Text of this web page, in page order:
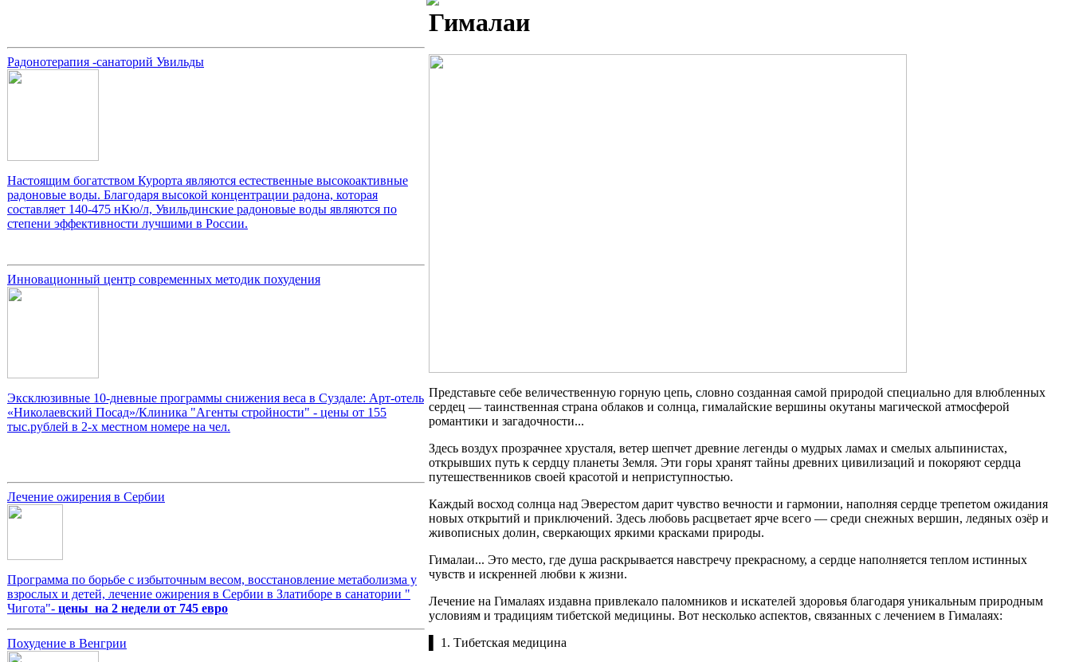
Радонотерапия -санаторий Увильды
Настоящим богатством Курорта являются естественные высокоактивные
радоновые воды. Благодаря высокой концентрации радона, которая
составляет 140-475 нКю/л, Увильдинские радоновые воды являются по
степени эффективности лучшими в России.
Инновационный центр современных методик похудения
Эксклюзивные 10-дневные программы снижения веса в Суздале: Арт-отель
«Николаевский Посад»/Клиника "Агенты стройности" - цены от 155
тыс.рублей в 2-х местном номере на чел.
Лечение ожирения в Сербии
Программа по борьбе с избыточным весом, восстановление метаболизма у
взрослых и детей, лечение ожирения в Сербии в Златиборе в санатории "
Чигота"- цены на 2 недели от 745 евро
Похудение в Венгрии
Гималаи
Представьте себе величественную горную цепь, словно созданная самой природой специально для влюбленных
сердец — таинственная страна облаков и солнца, гималайские вершины окутаны магической атмосферой
романтики и загадочности...
Здесь воздух прозрачнее хрусталя, ветер шепчет древние легенды о мудрых ламах и смелых альпинистах,
открывших путь к сердцу планеты Земля. Эти горы хранят тайны древних цивилизаций и покоряют сердца
путешественников своей красотой и неприступностью.
Каждый восход солнца над Эверестом дарит чувство вечности и гармонии, наполняя сердце трепетом ожидания
новых открытий и приключений. Здесь любовь расцветает ярче всего — среди снежных вершин, ледяных озёр и
живописных долин, сверкающих яркими красками природы.
Гималаи... Это место, где душа раскрывается навстречу прекрасному, а сердце наполняется теплом истинных
чувств и искренней любви к жизни.
Лечение на Гималаях издавна привлекало паломников и искателей здоровья благодаря уникальным природным
условиям и традициям тибетской медицины. Вот несколько аспектов, связанных с лечением в Гималаях:
▌ 1. Тибетская медицина